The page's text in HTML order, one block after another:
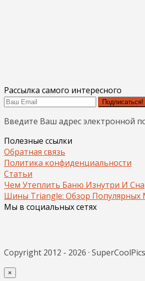
Рассылка самого интересного
Подписаться!
Введите Ваш адрес электронной
Полезные ссылки
Обратная связь
Политика конфиденциальности
Статьи
Чем Утеплить Баню Изнутри И
Шины Triangle: Обзор
Мы в социальных сетях
Copyright 2012 - 2026 ·
×